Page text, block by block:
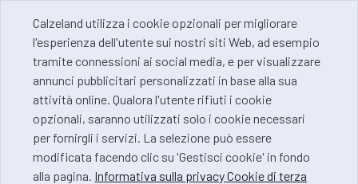
Calzeland utilizza i cookie opzionali per migliorare
l'esperienza dell'utente sui nostri siti Web, ad esempio
tramite connessioni ai social media, e per visualizzare
annunci pubblicitari personalizzati in base alla sua
attività online. Qualora l'utente rifiuti i cookie
opzionali, saranno utilizzati solo i cookie necessari
per fornirgli i servizi. La selezione può essere
modificata facendo clic su 'Gestisci cookie' in fondo
alla pagina. Informativa sulla privacy Cookie di terza